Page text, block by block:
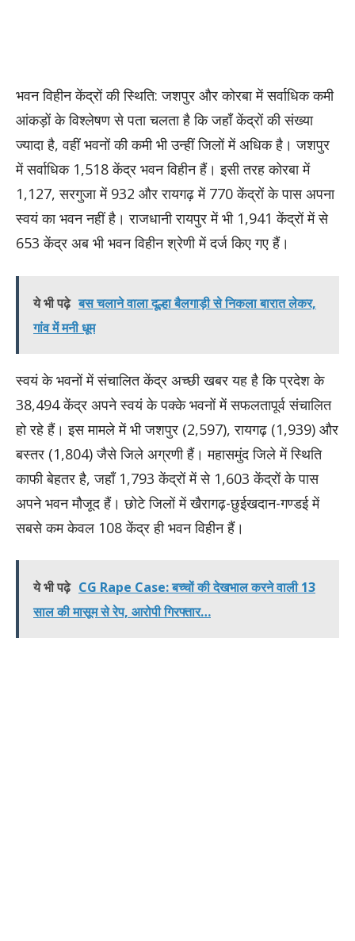
भवन विहीन केंद्रों की स्थिति: जशपुर और कोरबा में सर्वाधिक कमी
आंकड़ों के विश्लेषण से पता चलता है कि जहाँ केंद्रों की संख्या
ज्यादा है, वहीं भवनों की कमी भी उन्हीं जिलों में अधिक है। जशपुर
में सर्वाधिक 1,518 केंद्र भवन विहीन हैं। इसी तरह कोरबा में
1,127, सरगुजा में 932 और रायगढ़ में 770 केंद्रों के पास अपना
स्वयं का भवन नहीं है। राजधानी रायपुर में भी 1,941 केंद्रों में से
653 केंद्र अब भी भवन विहीन श्रेणी में दर्ज किए गए हैं।
ये भी पढ़े बस चलाने वाला दूल्हा बैलगाड़ी से निकला बारात लेकर,
गांव में मनी धूम
स्वयं के भवनों में संचालित केंद्र अच्छी खबर यह है कि प्रदेश के
38,494 केंद्र अपने स्वयं के पक्के भवनों में सफलतापूर्व संचालित
हो रहे हैं। इस मामले में भी जशपुर (2,597), रायगढ़ (1,939) और
बस्तर (1,804) जैसे जिले अग्रणी हैं। महासमुंद जिले में स्थिति
काफी बेहतर है, जहाँ 1,793 केंद्रों में से 1,603 केंद्रों के पास
अपने भवन मौजूद हैं। छोटे जिलों में खैरागढ़-छुईखदान-गण्डई में
सबसे कम केवल 108 केंद्र ही भवन विहीन हैं।
ये भी पढ़े CG Rape Case: बच्चों की देखभाल करने वाली 13
साल की मासूम से रेप, आरोपी गिरफ्तार…